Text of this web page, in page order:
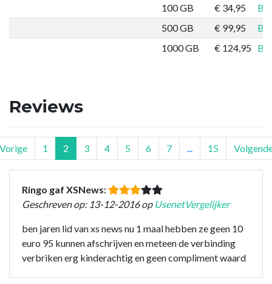
100 GB
€ 34,95
500 GB
€ 99,95
1000 GB
€ 124,95
Reviews
1 2 3 4 5 6 7 15
Ringo gaf XSNews:
Geschreven op: 13-12-2016 op UsenetVergelijker
ben jaren lid van xs news nu 1 maal hebben ze geen 10
euro 95 kunnen afschrijven en meteen de verbinding
verbriken erg kinderachtig en geen compliment waard